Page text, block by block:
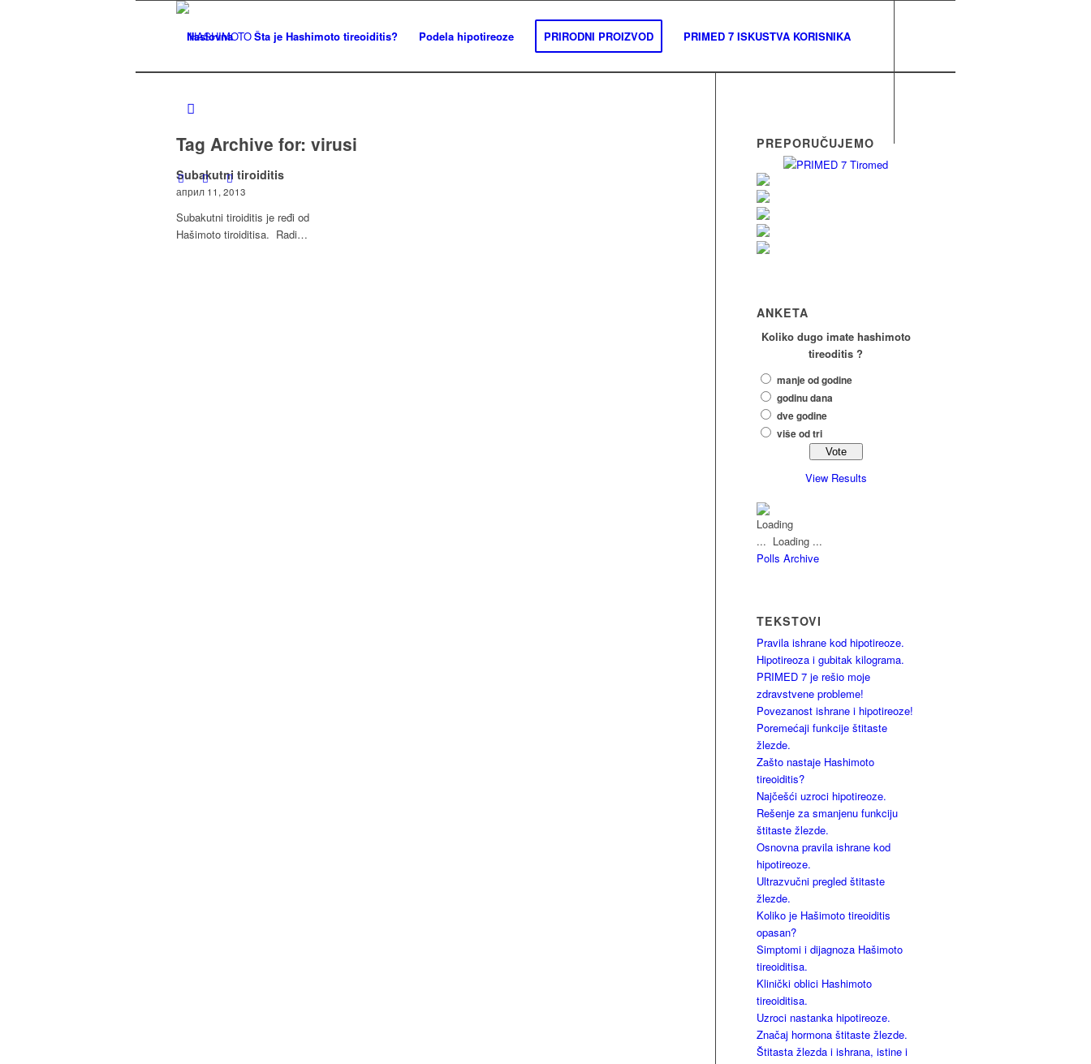
Naslovna Šta je Hashimoto tireoiditis? Podela hipotireoze PRIRODNI PROIZVOD PRIMED 7 ISKUSTVA KORISNIKA
Tag Archive for: virusi
Subakutni tiroiditis
април 11, 2013
Subakutni tiroiditis je ređi od
Hašimoto tiroiditisa. Radi…
PREPORUČUJEMO
ANKETA
Koliko dugo imate hashimoto
tireoditis ?
manje od godine
godinu dana
dve godine
više od tri
View Results
Loading ...
Polls Archive
TEKSTOVI
Pravila ishrane kod hipotireoze.
Hipotireoza i gubitak kilograma.
PRIMED 7 je rešio moje
zdravstvene probleme!
Povezanost ishrane i hipotireoze!
Poremećaji funkcije štitaste
žlezde.
Zašto nastaje Hashimoto
tireoiditis?
Najčešći uzroci hipotireoze.
Rešenje za smanjenu funkciju
štitaste žlezde.
Osnovna pravila ishrane kod
hipotireoze.
Ultrazvučni pregled štitaste
žlezde.
Koliko je Hašimoto tireoiditis
opasan?
Simptomi i dijagnoza Hašimoto
tireoiditisa.
Klinički oblici Hashimoto
tireoiditisa.
Uzroci nastanka hipotireoze.
Značaj hormona štitaste žlezde.
Štitasta žlezda i ishrana, istine i